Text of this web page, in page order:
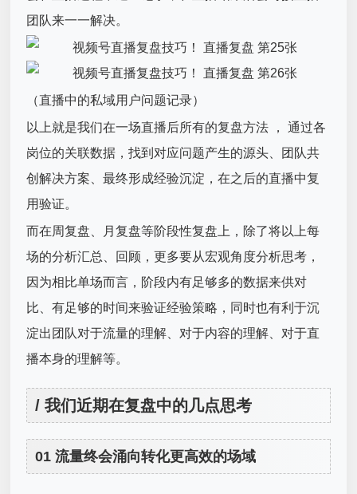
团队来一一解决。
（直播中的私域用户问题记录）
以上就是我们在一场直播后所有的复盘方法 ， 通过各
岗位的关联数据，找到对应问题产生的源头、团队共
创解决方案、最终形成经验沉淀，在之后的直播中复
用验证。
而在周复盘、月复盘等阶段性复盘上，除了将以上每
场的分析汇总、回顾，更多要从宏观角度分析思考，
因为相比单场而言，阶段内有足够多的数据来供对
比、有足够的时间来验证经验策略，同时也有利于沉
淀出团队对于流量的理解、对于内容的理解、对于直
播本身的理解等。
/ 我们近期在复盘中的几点思考
01 流量终会涌向转化更高效的场域